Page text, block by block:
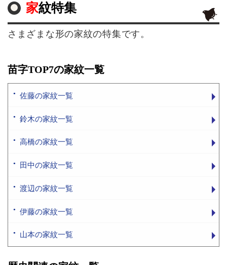
家紋特集
さまざまな形の家紋の特集です。
苗字TOP7の家紋一覧
佐藤の家紋一覧
鈴木の家紋一覧
高橋の家紋一覧
田中の家紋一覧
渡辺の家紋一覧
伊藤の家紋一覧
山本の家紋一覧